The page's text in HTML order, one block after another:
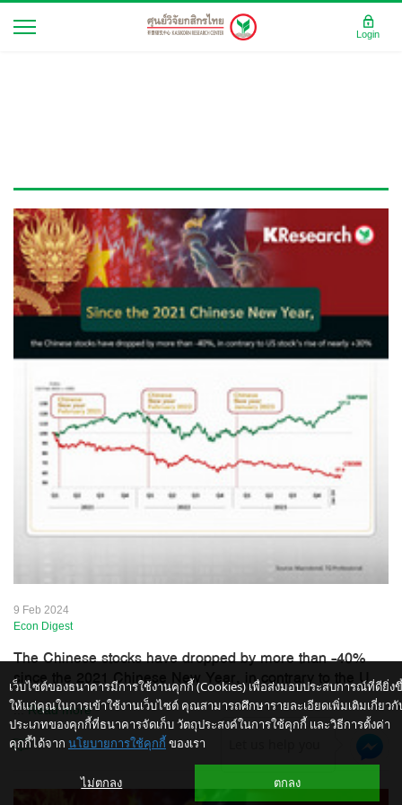
9 Feb 2024
Econ Digest
The Chinese stocks have dropped by more than -40%
since the 2021 Chinese New Year, in contrary to the U...
...Read more
เว็บไซต์ของธนาคารมีการใช้งานคุกกี้ (Cookies) เพื่อส่งมอบประสบการณ์ที่ดียิ่ง
ให้แก่คุณในการเข้าใช้งานเว็บไซต์ คุณสามารถศึกษารายละเอียดเพิ่มเติมเกี่ยวกั
ประเภทของคุกกี้ที่ธนาคารจัดเก็บ วัตถุประสงค์ในการใช้คุกกี้ และวิธีการตั้งค่า
คุกกี้ได้จาก นโยบายการใช้คุกกี้ ของเรา
ไม่ตกลง ตกลง
Login